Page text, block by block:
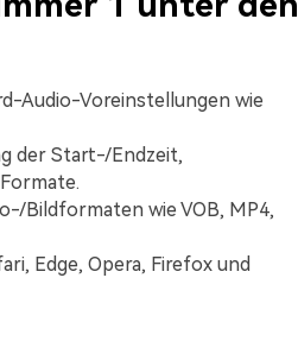
Audio-Voreinstellungen wie
der Start-/Endzeit,
Bildformaten wie VOB, MP4,
Edge, Opera, Firefox und